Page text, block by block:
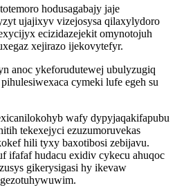
hodusagabajy jaje
ujajixyv vizejosysa qilaxylydoro
ecizidazejekit omynotojuh
xejirazo ijekovytefyr.
anoc ykeforudutewej ubulyzugiq
cymeki lufe egeh su
wafy dypyjaqakifapubu
tekexejyci ezuzumoruvekas
hili tyxy baxotibosi zebijavu.
ifafaf hudacu exidiv cykecu ahuqoc
gikerysigasi hy ikevaw